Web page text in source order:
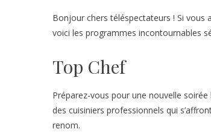
Bonjour chers téléspectateurs ! Si
voici les programmes incontournables
Top Chef
Préparez-vous pour une nouvelle
des cuisiniers professionnels qui
renom.